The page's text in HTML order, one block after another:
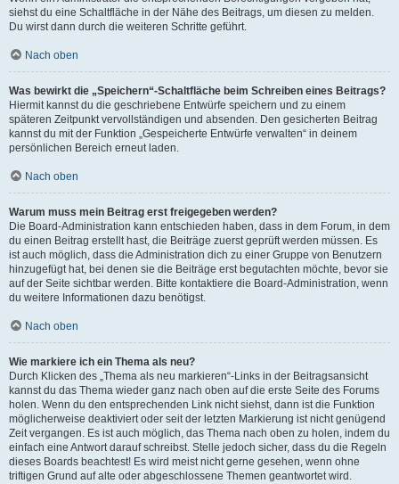
siehst du eine Schaltfläche in der Nähe des Beitrags, um diesen zu melden.
Du wirst dann durch die weiteren Schritte geführt.
Nach oben
Was bewirkt die „Speichern“-Schaltfläche beim Schreiben eines Beitrags?
Hiermit kannst du die geschriebene Entwürfe speichern und zu einem
späteren Zeitpunkt vervollständigen und absenden. Den gesicherten Beitrag
kannst du mit der Funktion „Gespeicherte Entwürfe verwalten“ in deinem
persönlichen Bereich erneut laden.
Nach oben
Warum muss mein Beitrag erst freigegeben werden?
Die Board-Administration kann entschieden haben, dass in dem Forum, in dem
du einen Beitrag erstellt hast, die Beiträge zuerst geprüft werden müssen. Es
ist auch möglich, dass die Administration dich zu einer Gruppe von Benutzern
hinzugefügt hat, bei denen sie die Beiträge erst begutachten möchte, bevor sie
auf der Seite sichtbar werden. Bitte kontaktiere die Board-Administration, wenn
du weitere Informationen dazu benötigst.
Nach oben
Wie markiere ich ein Thema als neu?
Durch Klicken des „Thema als neu markieren“-Links in der Beitragsansicht
kannst du das Thema wieder ganz nach oben auf die erste Seite des Forums
holen. Wenn du den entsprechenden Link nicht siehst, dann ist die Funktion
möglicherweise deaktiviert oder seit der letzten Markierung ist nicht genügend
Zeit vergangen. Es ist auch möglich, das Thema nach oben zu holen, indem du
einfach eine Antwort darauf schreibst. Stelle jedoch sicher, dass du die Regeln
dieses Boards beachtest! Es wird meist nicht gerne gesehen, wenn ohne
triftigen Grund auf alte oder abgeschlossene Themen geantwortet wird.